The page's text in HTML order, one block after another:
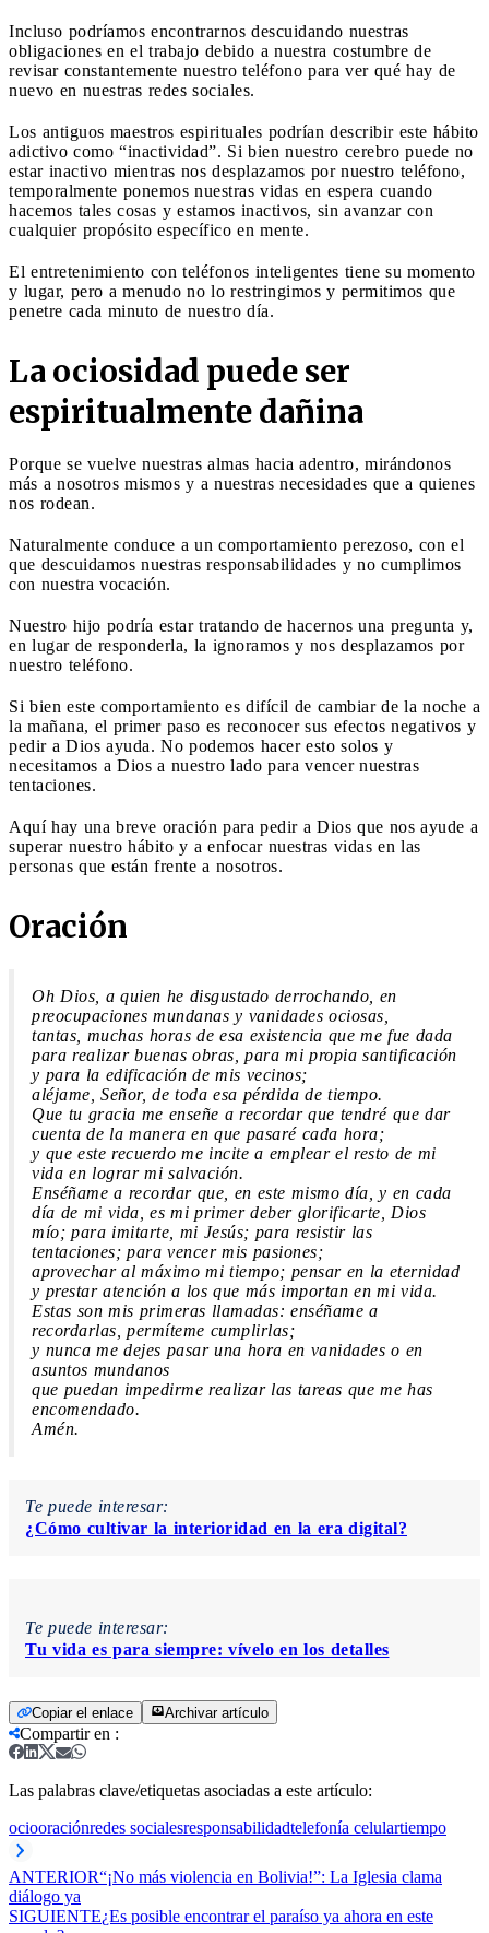
Incluso podríamos encontrarnos descuidando nuestras
obligaciones en el trabajo debido a nuestra costumbre de
revisar constantemente nuestro teléfono para ver qué hay de
nuevo en nuestras redes sociales.
Los antiguos maestros espirituales podrían describir este hábito
adictivo como “inactividad”. Si bien nuestro cerebro puede no
estar inactivo mientras nos desplazamos por nuestro teléfono,
temporalmente ponemos nuestras vidas en espera cuando
hacemos tales cosas y estamos inactivos, sin avanzar con
cualquier propósito específico en mente.
El entretenimiento con teléfonos inteligentes tiene su momento
y lugar, pero a menudo no lo restringimos y permitimos que
penetre cada minuto de nuestro día.
La ociosidad puede ser
espiritualmente dañina
Porque se vuelve nuestras almas hacia adentro, mirándonos
más a nosotros mismos y a nuestras necesidades que a quienes
nos rodean.
Naturalmente conduce a un comportamiento perezoso, con el
que descuidamos nuestras responsabilidades y no cumplimos
con nuestra vocación.
Nuestro hijo podría estar tratando de hacernos una pregunta y,
en lugar de responderla, la ignoramos y nos desplazamos por
nuestro teléfono.
Si bien este comportamiento es difícil de cambiar de la noche a
la mañana, el primer paso es reconocer sus efectos negativos y
pedir a Dios ayuda. No podemos hacer esto solos y
necesitamos a Dios a nuestro lado para vencer nuestras
tentaciones.
Aquí hay una breve oración para pedir a Dios que nos ayude a
superar nuestro hábito y a enfocar nuestras vidas en las
personas que están frente a nosotros.
Oración
Oh Dios, a quien he disgustado derrochando, en
preocupaciones mundanas y vanidades ociosas,
tantas, muchas horas de esa existencia que me fue dada
para realizar buenas obras, para mi propia santificación
y para la edificación de mis vecinos;
aléjame, Señor, de toda esa pérdida de tiempo.
Que tu gracia me enseñe a recordar que tendré que dar
cuenta de la manera en que pasaré cada hora;
y que este recuerdo me incite a emplear el resto de mi
vida en lograr mi salvación.
Enséñame a recordar que, en este mismo día, y en cada
día de mi vida, es mi primer deber glorificarte, Dios
mío; para imitarte, mi Jesús; para resistir las
tentaciones; para vencer mis pasiones;
aprovechar al máximo mi tiempo; pensar en la eternidad
y prestar atención a los que más importan en mi vida.
Estas son mis primeras llamadas: enséñame a
recordarlas, permíteme cumplirlas;
y nunca me dejes pasar una hora en vanidades o en
asuntos mundanos
que puedan impedirme realizar las tareas que me has
encomendado.
Amén.
Te puede interesar:
¿Cómo cultivar la interioridad en la era digital?
Te puede interesar:
Tu vida es para siempre: vívelo en los detalles
Copiar el enlace Archivar artículo
Compartir en :
Las palabras clave/etiquetas asociadas a este artículo:
ociooraciónredes socialesresponsabilidadtelefonía celulartiempo
ANTERIOR“¡No más violencia en Bolivia!”: La Iglesia clama
diálogo ya
SIGUIENTE¿Es posible encontrar el paraíso ya ahora en este